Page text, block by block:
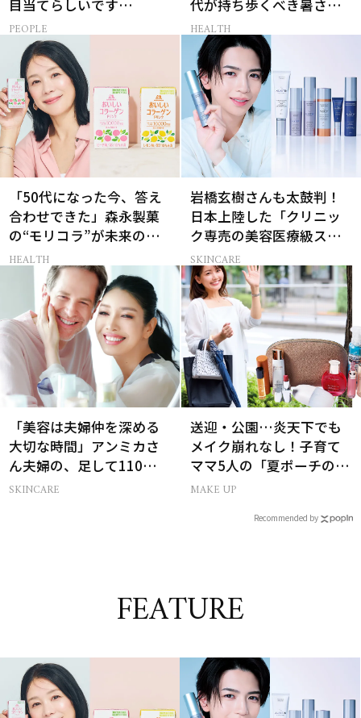
目当てらしいです
（笑）」全編英語ミュー
ジカルへの挑戦
PEOPLE
代が持ち歩くべき暑さ対
策グッズ
HEALTH
「50代になった今、答え
合わせできた」森永製菓
の“モリコラ”が未来のキ
レイを連れてくる！
HEALTH
岩橋玄樹さんも太鼓判！
日本上陸した「クリニッ
ク専売の美容医療級スキ
ンケア」
SKINCARE
「美容は夫婦仲を深める
大切な時間」アンミカさ
ん夫婦の、足して110歳で
も”今の方が上向き肌”な
SKINCARE
送迎・公園…炎天下でも
メイク崩れなし！子育て
ママ5人の「夏ポーチの中
身」
MAKE UP
Recommended by
FEATURE